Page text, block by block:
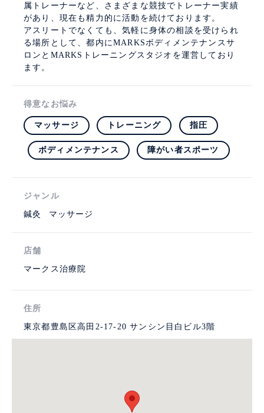
属トレーナーなど、さまざまな競技でトレーナー実績
があり、現在も精力的に活動を続けております。
アスリートでなくても、気軽に身体の相談を受けられ
る場所として、都内にMARKSボディメンテナンスサ
ロンとMARKSトレーニングスタジオを運営しており
ます。
得意なお悩み
マッサージ トレーニング 指圧
ボディメンテナンス 障がい者スポーツ
ジャンル
鍼灸 マッサージ
店舗
マークス治療院
住所
東京都豊島区高田2-17-20 サンシン目白ビル3階